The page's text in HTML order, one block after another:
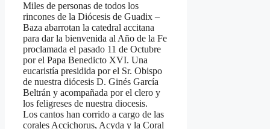
Miles de personas de todos los
rincones de la Diócesis de Guadix –
Baza abarrotan la catedral accitana
para dar la bienvenida al Año de la Fe
proclamada el pasado 11 de Octubre
por el Papa Benedicto XVI. Una
eucaristía presidida por el Sr. Obispo
de nuestra diócesis D. Ginés García
Beltrán y acompañada por el clero y
los feligreses de nuestra diocesis.
Los cantos han corrido a cargo de las
corales Accichorus, Acyda y la Coral